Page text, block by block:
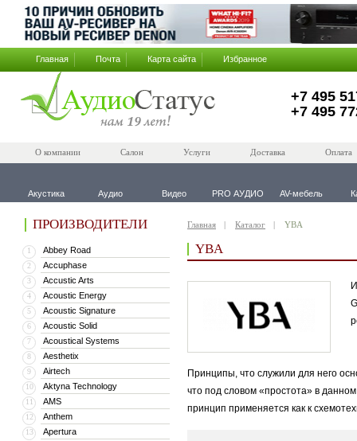
Главная Почта Карта сайта Избранное
+7 495
+7 495
О компании Салон Услуги Доставка Оплата
Акустика Аудио Видео PRO АУДИО AV-мебель
ПРОИЗВОДИТЕЛИ
1 Abbey Road
2 Accuphase
3 Accustic Arts
4 Acoustic Energy
5 Acoustic Signature
6 Acoustic Solid
7 Acoustical Systems
8 Aesthetix
9 Airtech
10 Aktyna Technology
11 AMS
12 Anthem
13 Apertura
Главная Каталог YBA
YBA
Принципы, что служили для него
что под словом «простота» в
принцип применяется как к